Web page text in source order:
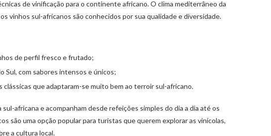
de vinificação para o continente africano. O clima mediterrâneo da
vinhos sul-africanos são conhecidos por sua qualidade e diversidade.
de perfil fresco e frutado;
Sul, com sabores intensos e únicos;
clássicas que adaptaram-se muito bem ao terroir sul-africano.
africana e acompanham desde refeições simples do dia a dia até os
são uma opção popular para turistas que querem explorar as vinícolas,
a cultura local.